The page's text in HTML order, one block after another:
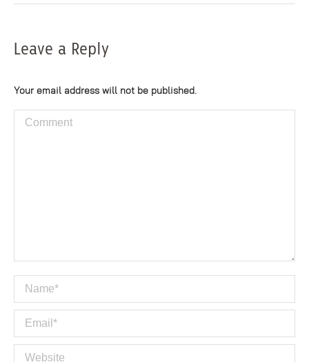
Leave a Reply
Your email address will not be published.
Comment
Name *
Email *
Website